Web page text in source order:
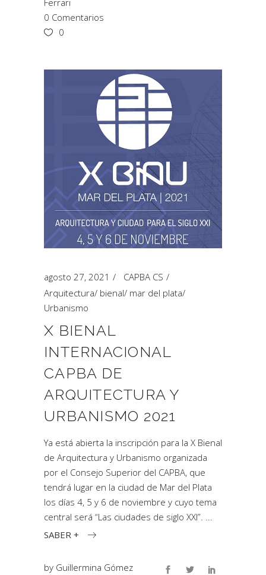
0 Comentarios
0
agosto 27, 2021
CAPBA CS
Arquitectura/ bienal/ mar del plata/
Urbanismo
X BIENAL
INTERNACIONAL
CAPBA DE
ARQUITECTURA Y
URBANISMO 2021
Ya está abierta la inscripción para la X Bienal
de Arquitectura y Urbanismo organizada
por el Consejo Superior del CAPBA, que
tendrá lugar en la ciudad de Mar del Plata
los días 4, 5 y 6 de noviembre y cuyo tema
central será “Las ciudades de siglo XXI”.
SABER +
by Guillermina Gómez